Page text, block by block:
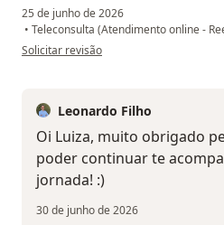
25 de junho de 2026
• Teleconsulta (Atendimento online -
na opinião do utilizador Luiza Franzini
Solicitar revisão
Leonardo Filho
Oi Luiza, muito obrigado
poder continuar te
jornada! :)
30 de junho de 2026